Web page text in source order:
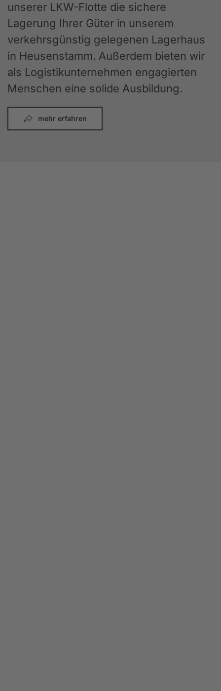
unserer LKW-Flotte die sichere
Lagerung Ihrer Güter in unserem
verkehrsgünstig gelegenen Lagerhaus
in Heusenstamm. Außerdem bieten wir
als Logistikunternehmen engagierten
Menschen eine solide Ausbildung.
mehr erfahren